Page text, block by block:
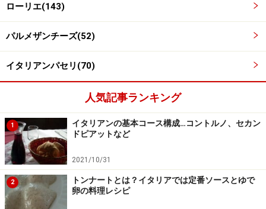
い。
べく早めにお召し上がりください。また、持ち運びの際は保存方
法に注意してください。
【編集部おすすめの購入サイト】
Amazonで人気レシピの書籍をチェック！
楽天市場で人気レシピの書籍をチェック！
ローリエ(143)
パルメザンチーズ(52)
イタリアンパセリ(70)
人気記事ランキング
1
イタリアンの基本コース構成…コントルノ、セカン
ドピアットなど
2021/10/31
2
トンナートとは？イタリアでは定番ソースとゆで
卵の料理レシピ